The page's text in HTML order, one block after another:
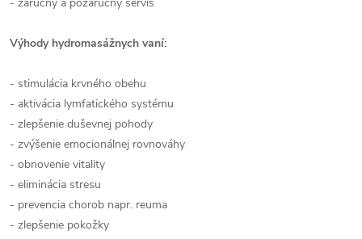
Výhody hydromasážnych vaní:
- stimulácia krvného obehu
- aktivácia lymfatického systému
- zlepšenie duševnej pohody
- zvýšenie emocionálnej rovnováhy
- obnovenie vitality
- eliminácia stresu
- prevencia chorob napr. reuma
- zlepšenie pokožky